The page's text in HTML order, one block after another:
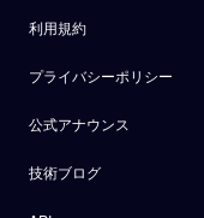
利用規約
プライバシーポリシー
公式アナウンス
技術ブログ